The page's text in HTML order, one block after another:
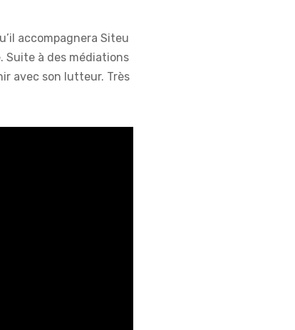
accompagnera Siteu
Suite à des médiations
avec son lutteur. Très